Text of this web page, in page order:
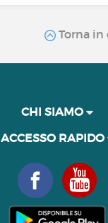
Torna in
CHI SIAMO
ACCESSO RAPIDO